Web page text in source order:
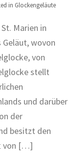
in Glockengeläute
Marien in
wovon
von
stellt
und darüber
der
besitzt den
von […]